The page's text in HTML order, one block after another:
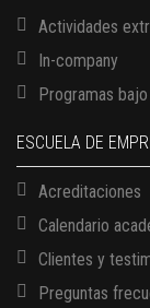
Actividades
In-company
Programas
ESCUELA DE
Acreditaciones
Calendario
Clientes y
Preguntas